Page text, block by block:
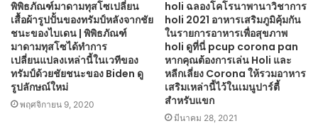
พิพิธภัณฑ์มาดามทุสโซเปลี่ยน
เสื้อผ้ารูปปั้นของทรัมป์หลังจากชัย
ชนะของไบเดน | พิพิธภัณฑ์
มาดามทุสโซได้ทำการ
เปลี่ยนแปลงเหล่านี้ในเวทีของ
ทรัมป์ด้วยชัยชนะของ Biden ดู
รูปลักษณ์ใหม่
พฤศจิกายน 9, 2020
holi ฉลองโคโรนาพานาวิชาการ
holi 2021 อาหารเสริมภูมิคุ้มกัน
ในรายการอาหารเพื่อสุขภาพ
holi ดูที่นี่ pcup corona pan
หากคุณต้องการเล่น Holi และ
หลีกเลี่ยง Corona ให้รวมอาหาร
เสริมเหล่านี้ไว้ในเมนูปาร์ตี้
สำหรับแขก
มีนาคม 28, 2021